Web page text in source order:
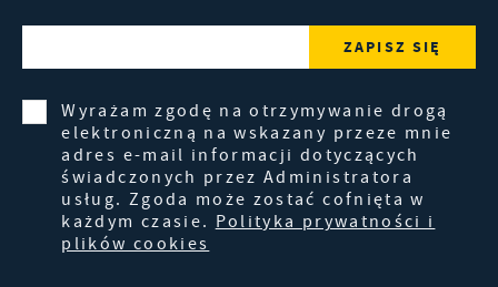
Wyrażam zgodę na otrzymywanie drogą
elektroniczną na wskazany przeze mnie
adres e-mail informacji dotyczących
świadczonych przez Administratora
usług. Zgoda może zostać cofnięta w
każdym czasie. Polityka prywatności i
plików cookies